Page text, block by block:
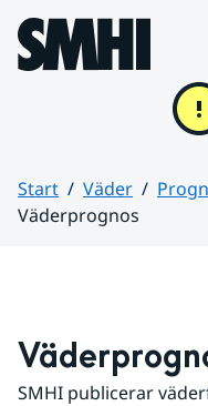
Hoppa till sidans innehåll
Start Väder
Väderprognos
SMHI publicerar